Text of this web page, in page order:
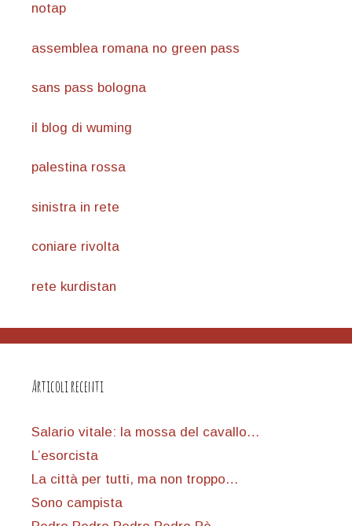
notap
assemblea romana no green pass
sans pass bologna
il blog di wuming
palestina rossa
sinistra in rete
coniare rivolta
rete kurdistan
Articoli recenti
Salario vitale: la mossa del cavallo…
L’esorcista
La città per tutti, ma non troppo…
Sono campista